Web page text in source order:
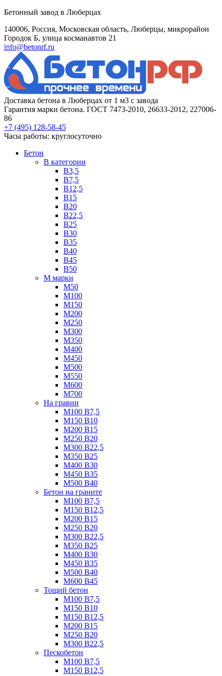
Бетонный завод в Люберцах
140006, Россия, Московская область, Люберцы, микрорайон
Городок Б, улица косманавтов 21
info@betonrf.ru
Доставка бетона в Люберцах от 1 м3 с завода
Гарантия марки бетона. ГОСТ 7473-2010, 26633-2012, 227006-
86
+7 (495) 128-58-45
Часы работы: круглосуточно
Бетон
B категории
B3,5
B7,5
B12,5
B15
B20
B22,5
B25
B30
B35
B40
B45
B50
М марки
М50
М100
М150
М200
М250
М300
М350
М400
М450
М500
М550
М600
М700
На гравии
М100 B7,5
М150 B10
М200 B15
М250 B20
М300 B22,5
М350 B25
М400 B30
М450 B35
М500 B40
Бетон на граните
М100 B7,5
М150 B12,5
М200 B15
М250 B20
М300 B22,5
М350 B25
М400 B30
М450 B35
М500 B40
М600 B45
Тощий бетон
М100 В7,5
М150 В10
М150 В12,5
М200 В15
М250 В20
М300 В22,5
Пескобетон
М100 В7,5
М150 В12,5